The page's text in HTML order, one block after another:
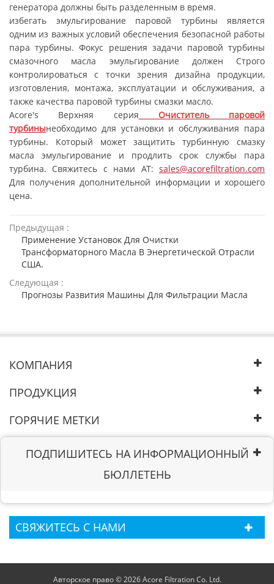
генератора должны быть разделенным в время.
избегать эмульгирование паровой турбины является
одним из важных условий обеспечения безопасной работы
пара турбины. Фокус решения задачи паровой турбины
смазочного масла эмульгирование должен Строго
контролироваться с точки зрения дизайна продукции,
изготовления, монтажа, эксплуатации и обслуживания, а
также качества паровой турбины смазки масло.
Acore's Верхняя серия Очиститель паровой
турбинынеобходимо для установки и обслуживания пара
турбины. Который может защитить турбинную смазку
масла эмульгирование и продлить срок службы пара
турбина. Свяжитесь с нами AT: sales@acorefiltration.com
Для получения дополнительной информации и хорошего
цена.
Предыдущая :
Применение Установок Для Очистки
Трансформаторного Масла В Энергетической Отрасли
США.
Следующая :
Прогнозы Развития Машины Для Фильтрации Масла
КОМПАНИЯ
ПРОДУКЦИЯ
ГОРЯЧИЕ МЕТКИ
ПОДПИШИТЕСЬ НА ИНФОРМАЦИОННЫЙ
БЮЛЛЕТЕНЬ
СВЯЖИТЕСЬ С НАМИ
Авторское право © 2026 Acore Filtration Co. Ltd.